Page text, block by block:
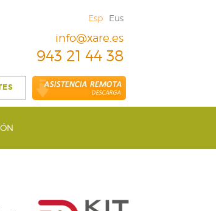
Esp Eus
info@xare.es
943 21 44 38